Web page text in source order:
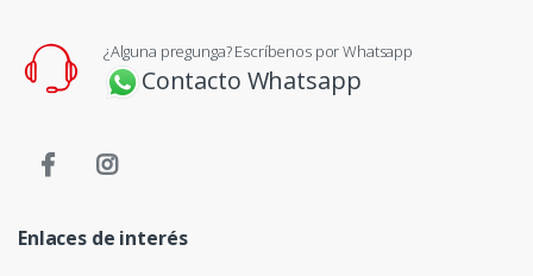
¿Alguna pregunga? Escríbenos por Whatsapp
Contacto Whatsapp
Enlaces de interés